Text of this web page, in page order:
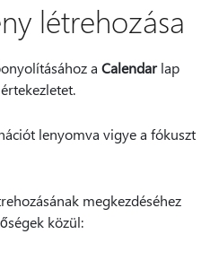
létrehozása
a Calendarlap
lenyomva vigye a fókuszt
megkezdéséhez
közül: